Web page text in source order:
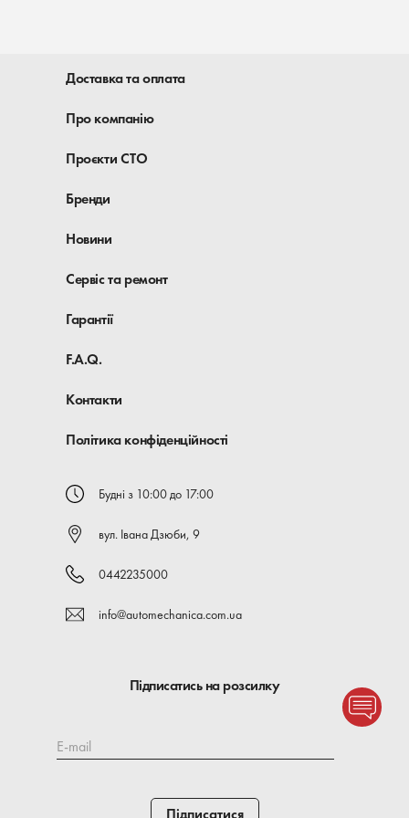
Доставка та оплата
Про компанію
Проєкти СТО
Бренди
Новини
Сервіс та ремонт
Гарантії
F.A.Q.
Контакти
Політика конфіденційності
Будні з 10:00 до 17:00
вул. Івана Дзюби, 9
0442235000
info@automechanica.com.ua
Підписатись на розсилку
E-mail
Підписатися